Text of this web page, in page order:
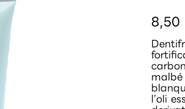
8,50
malbé
l’oli